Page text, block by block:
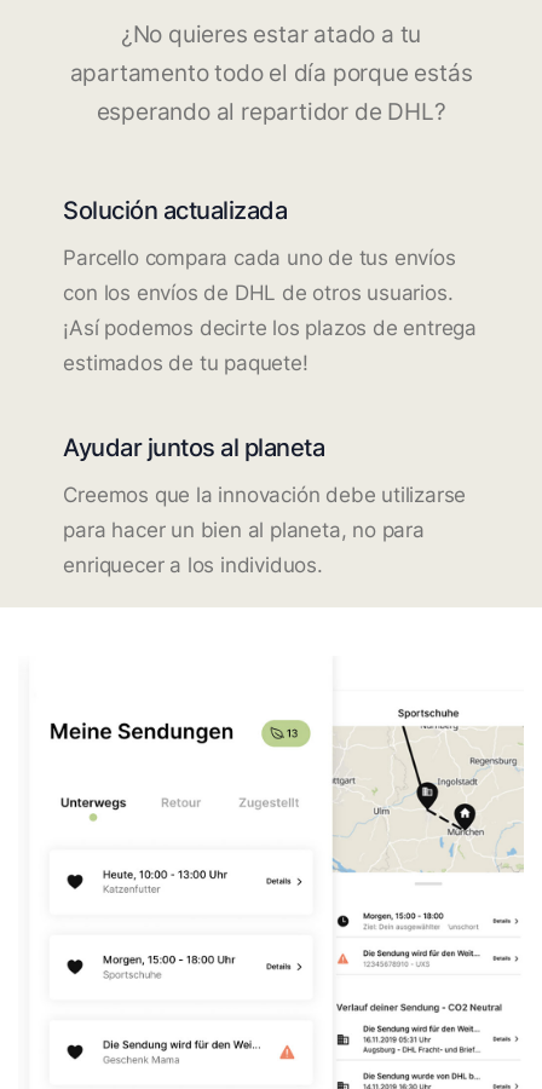
¿No quieres estar atado a tu
apartamento todo el día porque estás
esperando al repartidor de DHL?
Solución actualizada
Parcello compara cada uno de tus envíos
con los envíos de DHL de otros usuarios.
¡Así podemos decirte los plazos de entrega
estimados de tu paquete!
Ayudar juntos al planeta
Creemos que la innovación debe utilizarse
para hacer un bien al planeta, no para
enriquecer a los individuos.